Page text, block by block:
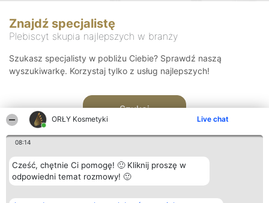
ORŁY Kosmetyki Live chat
08:14
Cześć, chętnie Ci pomogę! 🙂 Kliknij proszę w
odpowiedni temat rozmowy! 🙂
Znajdź specjalistę
Plebiscyt skupia najlepszych w branży
Szukasz specjalisty w pobliżu Ciebie? Sprawdź naszą
wyszukiwarkę. Korzystaj tylko z usług najlepszych!
Szukaj
Organizator plebiscytu Plebiscyt Blog Kontakt